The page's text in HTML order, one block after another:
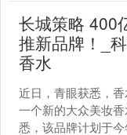
长城策略 400
推新品牌！_
香水
近日，青眼获悉，
一个新的大众美妆
悉，该品牌计划于